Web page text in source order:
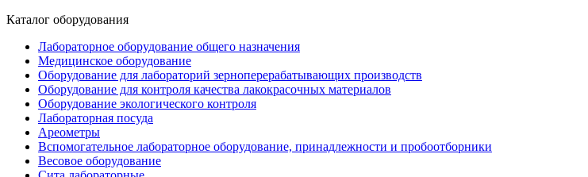
Каталог оборудования
Лабораторное оборудование общего назначения
Медицинское оборудование
Оборудование для лабораторий зерноперерабатывающих производств
Оборудование для контроля качества лакокрасочных материалов
Оборудование экологического контроля
Лабораторная посуда
Ареометры
Вспомогательное лабораторное оборудование, принадлежности и пробоотборники
Весовое оборудование